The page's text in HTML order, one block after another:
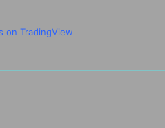
on TradingView